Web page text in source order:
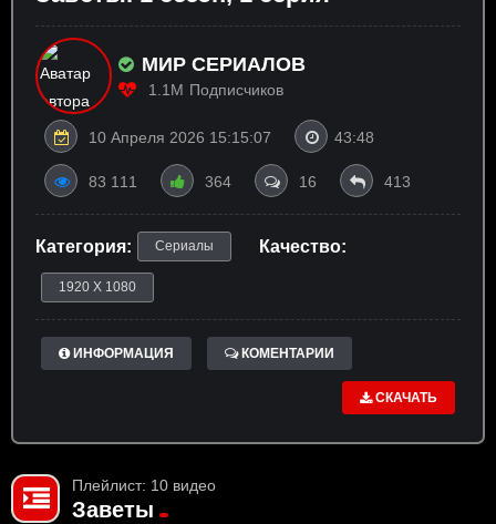
МИР СЕРИАЛОВ
1.1M Подписчиков
10 Апреля 2026 15:15:07 43:48
83 111 364 16 413
Категория: Сериалы Качество:
1920 X 1080
ИНФОРМАЦИЯ КОМЕНТАРИИ
СКАЧАТЬ
Плейлист: 10 видео
Заветы